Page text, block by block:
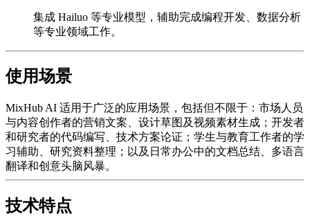
集成 Hailuo 等专业模型，辅助完成编程开发、数据分析
等专业领域工作。
使用场景
MixHub AI 适用于广泛的应用场景，包括但不限于：市场人员
与内容创作者的营销文案、设计草图及视频素材生成；开发者
和研究者的代码编写、技术方案论证；学生与教育工作者的学
习辅助、研究资料整理；以及日常办公中的文档总结、多语言
翻译和创意头脑风暴。
技术特点